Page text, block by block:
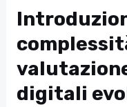
digitali